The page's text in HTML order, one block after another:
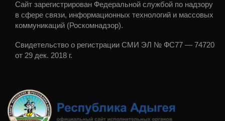
Сайт зарегистрирован Федеральной службой по надзору
в сфере связи, информационных технологий и массовых
коммуникаций (Роскомнадзор).
Свидетельство о регистрации СМИ ЭЛ № ФС77 — 74720
от 29 дек. 2018 г.